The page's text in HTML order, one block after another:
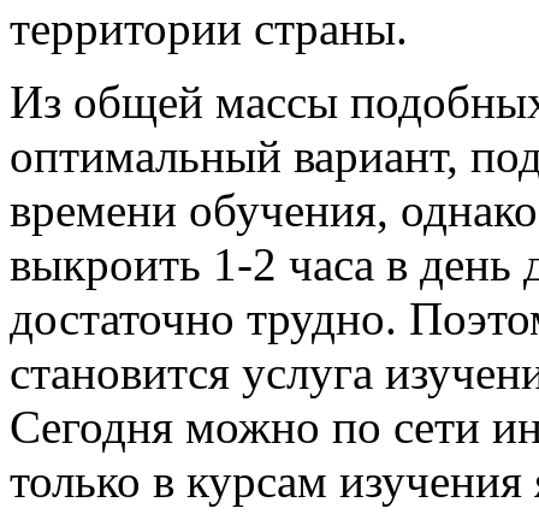
территории страны.
Из общей массы
оптимальный вариант,
времени обучения,
выкроить 1-2 часа в день
достаточно трудно.
становится услуга
Сегодня можно по сети
только в курсам